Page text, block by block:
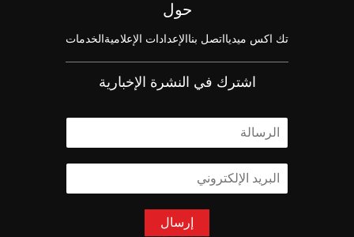
حول
تك اكس ميديااتصل بناالإعدادات الإعلاميةالخدمات
اشترك في النشرة الإخبارية
س
إرسال